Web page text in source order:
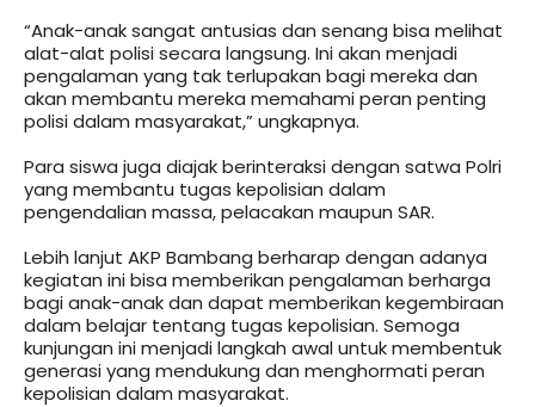
“Anak-anak sangat antusias dan senang bisa melihat
alat-alat polisi secara langsung. Ini akan menjadi
pengalaman yang tak terlupakan bagi mereka dan
akan membantu mereka memahami peran penting
polisi dalam masyarakat,” ungkapnya.
Para siswa juga diajak berinteraksi dengan satwa Polri
yang membantu tugas kepolisian dalam
pengendalian massa, pelacakan maupun SAR.
Lebih lanjut AKP Bambang berharap dengan adanya
kegiatan ini bisa memberikan pengalaman berharga
bagi anak-anak dan dapat memberikan kegembiraan
dalam belajar tentang tugas kepolisian. Semoga
kunjungan ini menjadi langkah awal untuk membentuk
generasi yang mendukung dan menghormati peran
kepolisian dalam masyarakat.